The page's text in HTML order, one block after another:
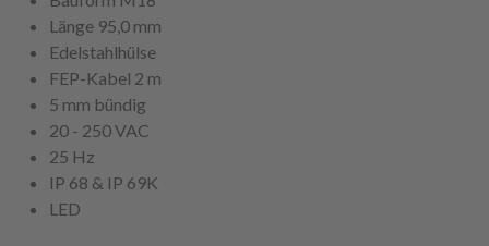
Länge 95,0 mm
Edelstahlhülse
FEP-Kabel 2 m
5 mm bündig
20 - 250 VAC
25 Hz
IP 68 & IP 69K
LED